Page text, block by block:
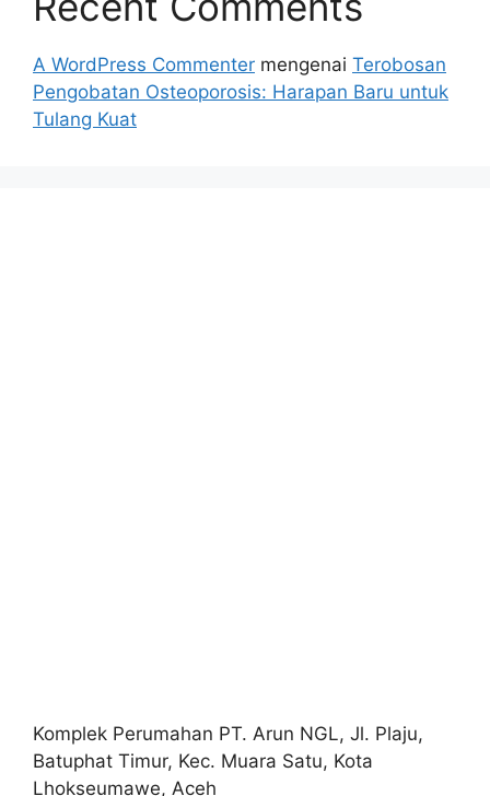
A WordPress Commenter mengenai Terobosan
Pengobatan Osteoporosis: Harapan Baru untuk
Tulang Kuat
Komplek Perumahan PT. Arun NGL, Jl. Plaju,
Batuphat Timur, Kec. Muara Satu, Kota
Lhokseumawe, Aceh